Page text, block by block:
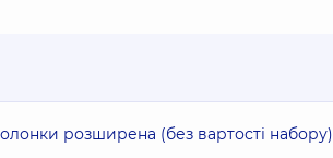
розширена (без вартості набору)